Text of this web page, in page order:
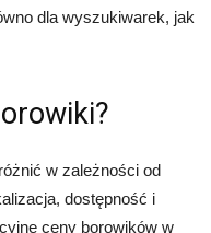
dla wyszukiwarek, jak
w zależności od
dostępność i
ceny borowików w